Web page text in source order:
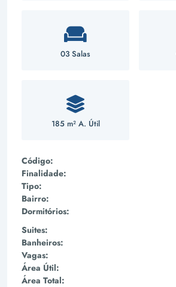
03 Salas
185 m² A. Útil
Código:
Finalidade:
Tipo:
Bairro:
Dormitórios:
Suites:
Banheiros:
Vagas:
Área Útil:
Área Total: